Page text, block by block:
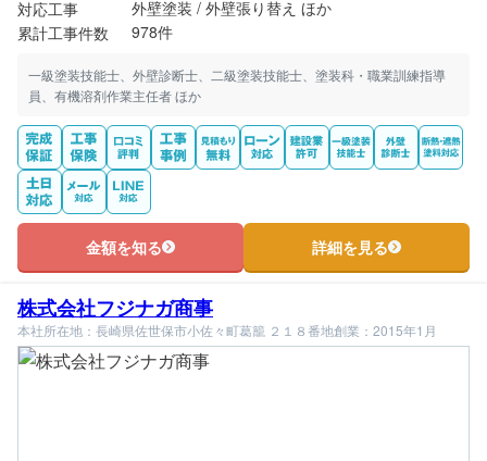
対応工事
外壁塗装 / 外壁張り替え ほか
累計工事件数
978件
一級塗装技能士、外壁診断士、二級塗装技能士、塗装科・職業訓練指導
員、有機溶剤作業主任者 ほか
金額を知る 詳細を見る
株式会社フジナガ商事
本社所在地：長崎県佐世保市小佐々町葛籠 ２１８番地創業：2015年1月